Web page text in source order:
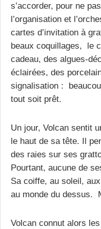
s’accorder, pour ne
l’organisation et
cartes d’invitation à
beaux coquillages, le
cadeau, des algues-
éclairées, des
signalisation :
tout soit prêt.
Un jour, Volcan sentit
le haut de sa tête. Il
des raies sur ses
Pourtant, aucune de
Sa coiffe, au soleil,
au monde du dessus.
Volcan connut alors